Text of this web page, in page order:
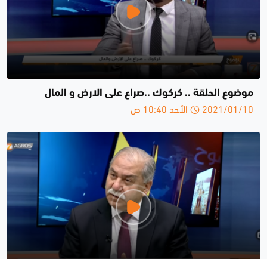
موضوع الحلقة .. كركوك ..صراع على الارض و المال
2021/01/10 الأحد 10:40 ص